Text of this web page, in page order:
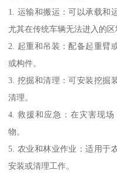
1. 运输和搬运：可以承载和
尤其在传统车辆无法进入的区
2. 起重和吊装：配备起重臂
或构件。
3. 挖掘和清理：可安装挖掘
清理。
4. 救援和应急：在灾害现
物。
5. 农业和林业作业：适用于
安装或清理工作。